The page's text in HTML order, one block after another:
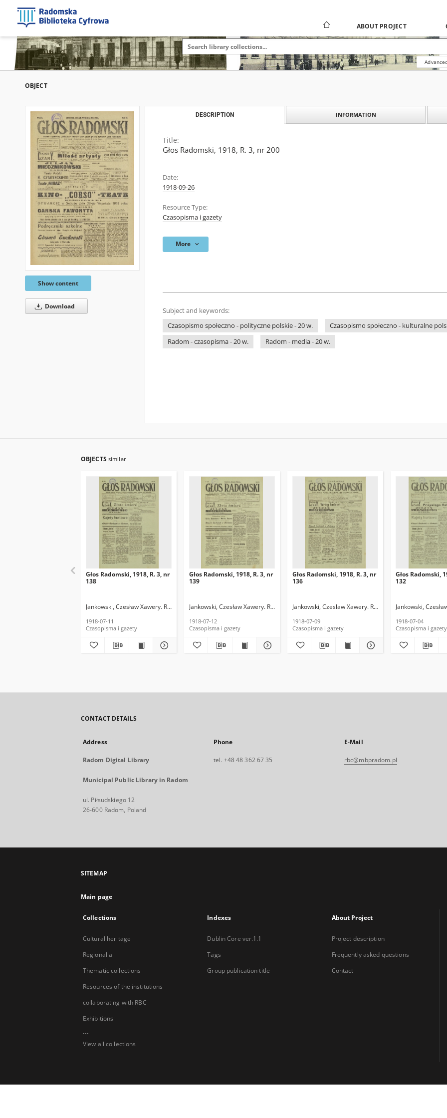
ABOUT PROJECT
OBJECT
Show content
Download
DESCRIPTION INFORMATION
Title:
Głos Radomski, 1918, R. 3, nr 200
Date:
1918-09-26
Resource Type:
Czasopisma i gazety
More
Subject and keywords:
Czasopismo społeczno - polityczne polskie - 20 w.
Czasopismo społeczno - kulturalne
Radom - czasopisma - 20 w.
Radom - media - 20 w.
OBJECTS similar
Głos Radomski, 1918, R. 3, nr
138
Jankowski, Czesław Xawery. Red.
1918-07-11
Czasopisma i gazety
Głos Radomski, 1918, R. 3, nr
139
Jankowski, Czesław Xawery. Red.
1918-07-12
Czasopisma i gazety
Głos Radomski, 1918, R. 3, nr
136
Jankowski, Czesław Xawery. Red.
1918-07-09
Czasopisma i gazety
Głos Radomski,
132
Jankowski,
1918-07-04
Czasopisma i gazety
CONTACT DETAILS
Address
Radom Digital Library
Municipal Public Library in Radom
ul. Piłsudskiego 12
26-600 Radom, Poland
Phone
tel. +48 48 362 67 35
E-Mail
rbc@mbpradom.pl
SITEMAP
Main page
Collections
Cultural heritage
Regionalia
Thematic collections
Resources of the institutions
collaborating with RBC
Exhibitions
...
View all collections
Indexes
Dublin Core ver.1.1
Tags
Group publication title
About Project
Project description
Frequently asked questions
Contact